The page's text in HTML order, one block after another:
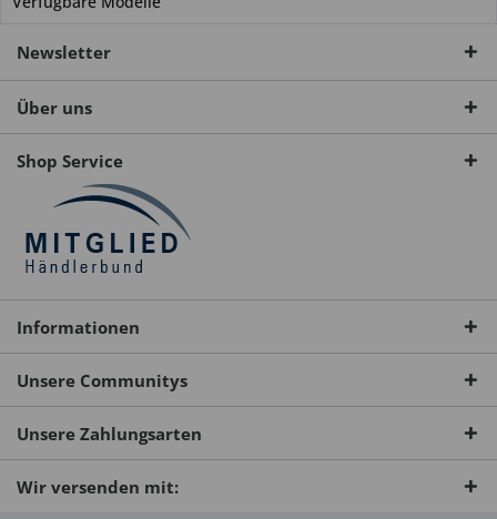
Newsletter
Über uns
Shop Service
Informationen
Unsere Communitys
Unsere Zahlungsarten
Wir versenden mit: